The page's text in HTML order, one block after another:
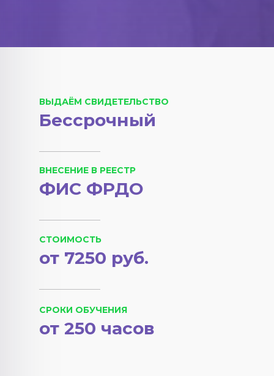
ВЫДАЁМ СВИДЕТЕЛЬСТВО
Бессрочный
ВНЕСЕНИЕ В РЕЕСТР
ФИС ФРДО
СРОКИ ОБУЧЕНИЯ
СТОИМОСТЬ
от 250 часов
от 7250 руб.